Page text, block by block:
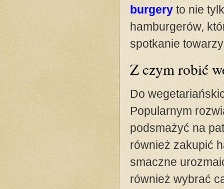
burgery to nie
hamburgerów,
spotkanie
Z czym robić
Do
Popularnym
podsmażyć na
również zakupić
smaczne
również wybrać